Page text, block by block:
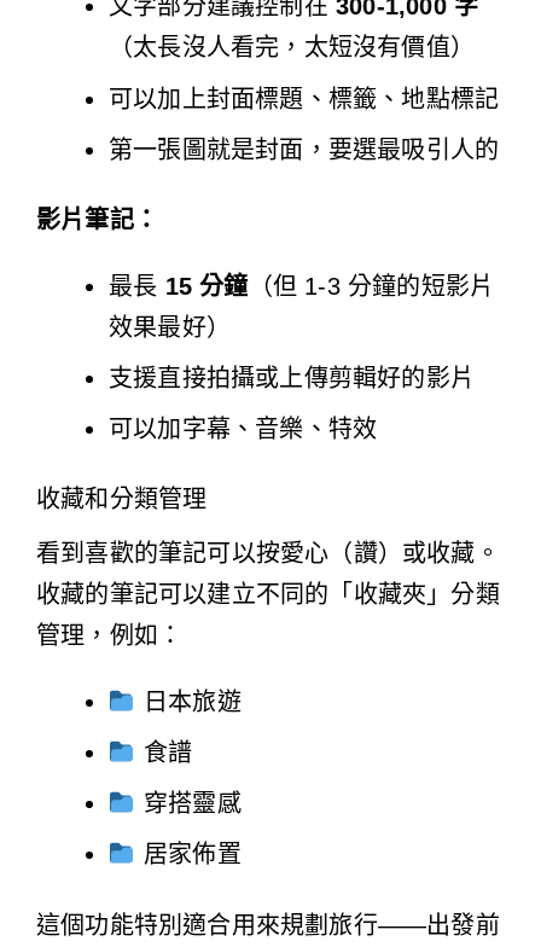
文字部分建議控制在 300-1,000 字
（太長沒人看完，太短沒有價值）
可以加上封面標題、標籤、地點標記
第一張圖就是封面，要選最吸引人的
影片筆記：
最長 15 分鐘（但 1-3 分鐘的短影片
效果最好）
支援直接拍攝或上傳剪輯好的影片
可以加字幕、音樂、特效
收藏和分類管理
看到喜歡的筆記可以按愛心（讚）或收藏。
收藏的筆記可以建立不同的「收藏夾」分類
管理，例如：
日本旅遊
食譜
穿搭靈感
居家佈置
這個功能特別適合用來規劃旅行——出發前